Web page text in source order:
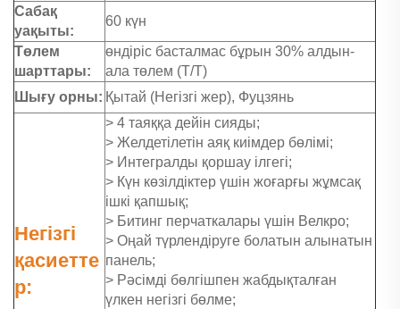
Сабақ
уақыты:
60 күн
Төлем
шарттары:
өндіріс басталмас бұрын 30% алдын-
ала төлем (Т/Т)
Шығу орны: Қытай (Негізгі жер), Фуцзянь
Негізгі
қасиетте
р:
> 4 таяққа дейін сияды;
> Желдетілетін аяқ киімдер бөлімі;
> Интегралды қоршау ілгегі;
> Күн көзілдіктер үшін жоғарғы жұмсақ
ішкі қапшық;
> Битинг перчаткалары үшін Велкро;
> Оңай түрлендіруге болатын алынатын
панель;
> Рәсімді бөлгішпен жабдықталған
үлкен негізгі бөлме;